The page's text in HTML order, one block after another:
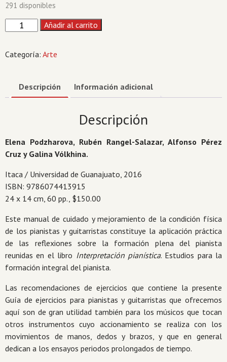
291 disponibles
Guía
guitarristas
Añadir al carrito
Categoría: Arte
Descripción Información adicional
Descripción
Elena Podzharova, Rubén Rangel-Salazar, Alfonso Pérez
Cruz y Galina Vólkhina.
Itaca / Universidad de Guanajuato, 2016
ISBN: 9786074413915
24 x 14 cm, 60 pp., $150.00
Este manual de cuidado y mejoramiento de la condición física
de los pianistas y guitarristas constituye la aplicación práctica
de las reflexiones sobre la formación plena del pianista
reunidas en el libro Interpretación pianística. Estudios para la
formación integral del pianista.
Las recomendaciones de ejercicios que contiene la presente
Guía de ejercicios para pianistas y guitarristas que ofrecemos
aquí son de gran utilidad también para los músicos que tocan
otros instrumentos cuyo accionamiento se realiza con los
movimientos de manos, dedos y brazos, y que en general
dedican a los ensayos periodos prolongados de tiempo.